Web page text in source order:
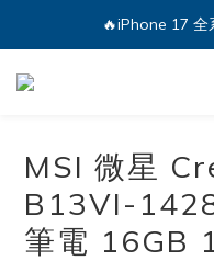
🔥iPhone 17
🔥iPhone 17
MSI 微星
B13VI-
筆電 16GB